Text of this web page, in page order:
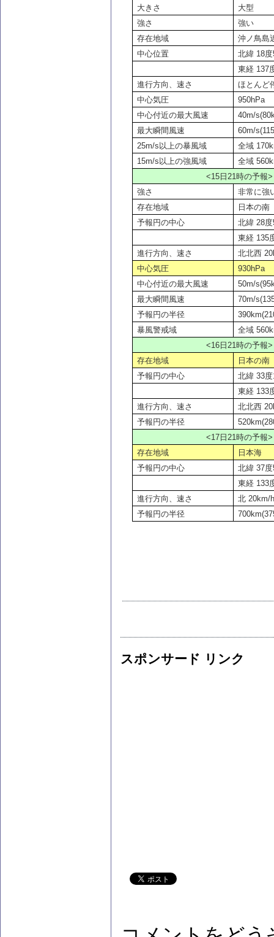
大きさ
大型
強さ
強い
存在地域
沖ノ鳥島
中心位置
北緯 18
東経 137
進行方向、速さ
ほとんど
中心気圧
950hPa
中心付近の最大風速
40m/
最大瞬間風速
60m/
25m/s 以上の暴風域
全域
15m/s 以上の強風域
全域
<15日21時の予報>
強さ
非常に強
存在地域
日本の南
予報円の中心
北緯 28
東経 135
進行方向、速さ
北北西
中心気圧
930hPa
中心付近の最大風速
50m/
最大瞬間風速
70m/
予報円の半径
暴風警戒域
全域
<16日21時の予報>
存在地域
日本の南
予報円の中心
北緯 33
東経 133
進行方向、速さ
北北西
予報円の半径
<17日21時の予報>
存在地域
日本海
予報円の中心
北緯 37
東経 133
進行方向、速さ
北 20km/
予報円の半径
スポンサード リンク